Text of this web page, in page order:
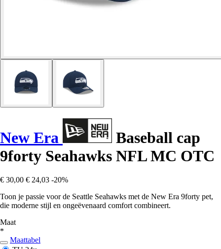
New Era
Baseball cap
9forty Seahawks NFL MC OTC
€ 30,00 € 24,03 -20%
Toon je passie voor de Seattle Seahawks met de New Era 9forty pet,
die moderne stijl en ongeëvenaard comfort combineert.
Maat
*
Maattabel